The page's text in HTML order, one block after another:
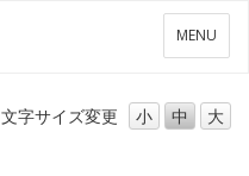
メ
ニ
ー
MENU
文字サイズ変更 小 中 大